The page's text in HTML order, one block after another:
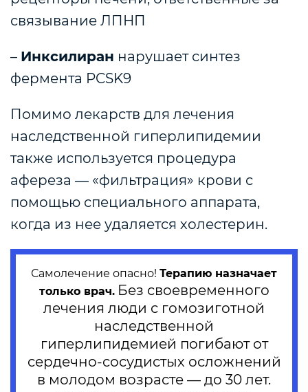
связывание ЛПНП
– Инксилиран нарушает синтез
фермента PCSK9
Помимо лекарств для лечения
наследственной гиперлипидемии
также используется процедура
афереза — «фильтрация» крови с
помощью специального аппарата,
когда из нее удаляется холестерин.
Самолечение опасно! Терапию назначает
только врач. Без своевременного
лечения люди с гомозиготной
наследственной
гиперлипидемией погибают от
сердечно-сосудистых осложнений
в молодом возрасте — до 30 лет.